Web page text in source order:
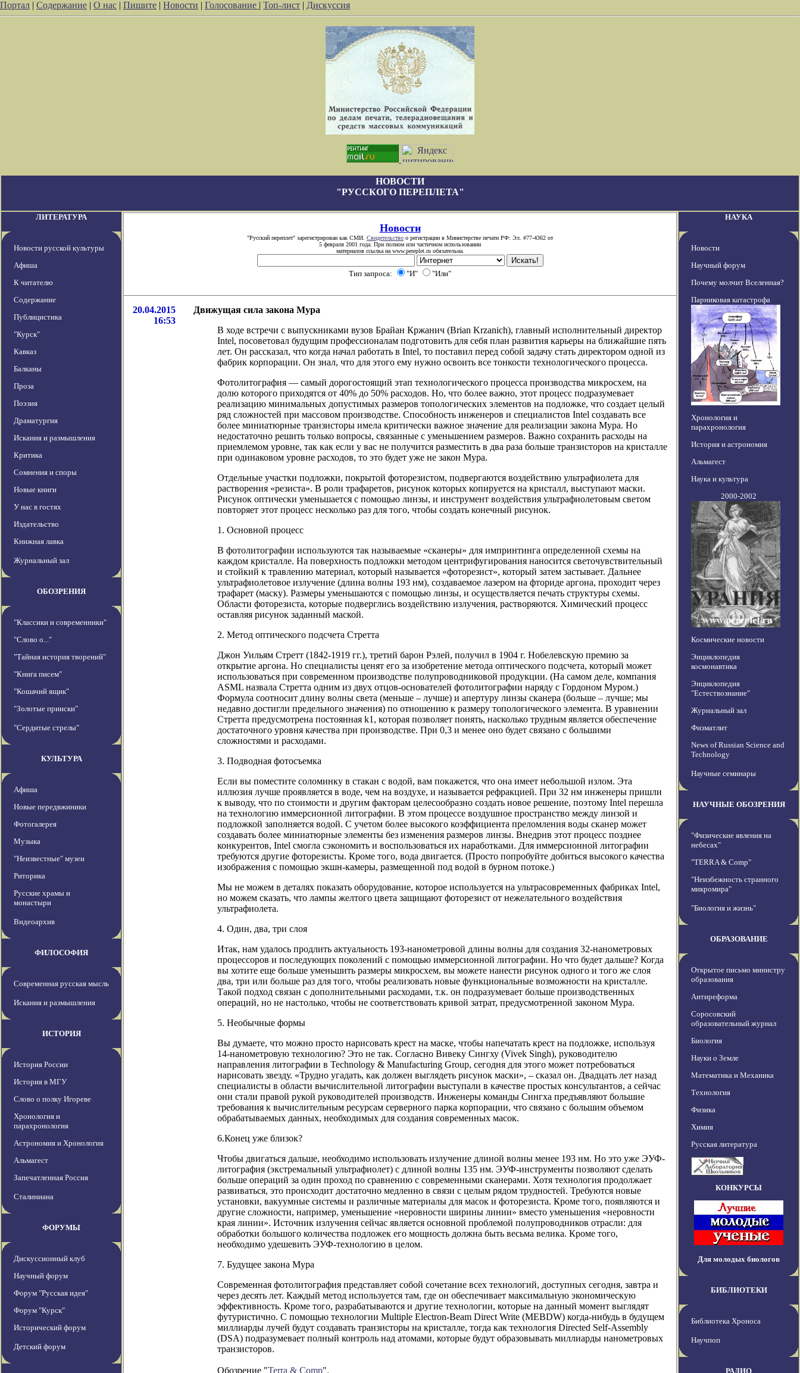
Портал | Содержание | О нас | Пишите | Новости | Голосование | Топ-лист | Дискуссия
НОВОСТИ
"РУССКОГО ПЕРЕПЛЕТА"
ЛИТЕРАТУРА
Новости русской культуры
Афиша
К читателю
Содержание
Публицистика
"Курск"
Кавказ
Балканы
Проза
Поэзия
Драматургия
Искания и размышления
Критика
Сомнения и споры
Новые книги
У нас в гостях
Издательство
Книжная лавка
Журнальный зал
ОБОЗРЕНИЯ
"Классики и современники"
"Слово о..."
"Тайная история творений"
"Книга писем"
"Кошачий ящик"
"Золотые прииски"
"Сердитые стрелы"
КУЛЬТУРА
Афиша
Новые передвжиники
Фотогалерея
Музыка
"Неизвестные" музеи
Риторика
Русские храмы и
монастыри
Видеоархив
ФИЛОСОФИЯ
Современная русская мысль
Искания и размышления
ИСТОРИЯ
История России
История в МГУ
Слово о полку Игореве
Хронология и
парахронология
Астрономия и Хронология
Альмагест
Запечатленная Россия
Сталиниана
ФОРУМЫ
Дискуссионный клуб
Научный форум
Форум "Русская идея"
Форум "Курск"
Исторический форум
Детский форум
Новости
"Русский переплет" зарегистрирован как СМИ. Свидетельство о регистрации в Министерстве печати РФ: Эл. #77-4362 от
5 февраля 2001 года. При полном или частичном использовании
материалов ссылка на www.pereplet.ru обязательна.
Тип запроса: "И" "Или"
20.04.2015
16:53
Движущая сила закона Мура
В ходе встречи с выпускниками вузов Брайан Кржанич (Brian Krzanich), главный исполнительный директор
Intel, посоветовал будущим профессионалам подготовить для себя план развития карьеры на ближайшие пять
лет. Он рассказал, что когда начал работать в Intel, то поставил перед собой задачу стать директором одной из
фабрик корпорации. Он знал, что для этого ему нужно освоить все тонкости технологического процесса.
Фотолитография — самый дорогостоящий этап технологического процесса производства микросхем, на
долю которого приходятся от 40% до 50% расходов. Но, что более важно, этот процесс подразумевает
реализацию минимальных допустимых размеров топологических элементов на подложке, что создает целый
ряд сложностей при массовом производстве. Способность инженеров и специалистов Intel создавать все
более миниатюрные транзисторы имела критически важное значение для реализации закона Мура. Но
недостаточно решить только вопросы, связанные с уменьшением размеров. Важно сохранить расходы на
приемлемом уровне, так как если у вас не получится разместить в два раза больше транзисторов на кристалле
при одинаковом уровне расходов, то это будет уже не закон Мура.
Отдельные участки подложки, покрытой фоторезистом, подвергаются воздействию ультрафиолета для
растворения «резиста». В роли трафаретов, рисунок которых копируется на кристалл, выступают маски.
Рисунок оптически уменьшается с помощью линзы, и инструмент воздействия ультрафиолетовым светом
повторяет этот процесс несколько раз для того, чтобы создать конечный рисунок.
1. Основной процесс
В фотолитографии используются так называемые «сканеры» для импринтинга определенной схемы на
каждом кристалле. На поверхность подложки методом центрифугирования наносится светочувствительный
и стойкий к травлению материал, который называется «фоторезист», который затем застывает. Дальнее
ультрафиолетовое излучение (длина волны 193 нм), создаваемое лазером на фториде аргона, проходит через
трафарет (маску). Размеры уменьшаются с помощью линзы, и осуществляется печать структуры схемы.
Области фоторезиста, которые подверглись воздействию излучения, растворяются. Химический процесс
оставляя рисунок заданный маской.
2. Метод оптического подсчета Стретта
Джон Уильям Стретт (1842-1919 гг.), третий барон Рэлей, получил в 1904 г. Нобелевскую премию за
открытие аргона. Но специалисты ценят его за изобретение метода оптического подсчета, который может
использоваться при современном производстве полупроводниковой продукции. (На самом деле, компания
ASML назвала Стретта одним из двух отцов-основателей фотолитографии наряду с Гордоном Муром.)
Формула соотносит длину волны света (меньше – лучше) и апертуру линзы сканера (больше – лучше; мы
недавно достигли предельного значения) по отношению к размеру топологического элемента. В уравнении
Стретта предусмотрена постоянная k1, которая позволяет понять, насколько трудным является обеспечение
достаточного уровня качества при производстве. При 0,3 и менее оно будет связано с большими
сложностями и расходами.
3. Подводная фотосъемка
Если вы поместите соломинку в стакан с водой, вам покажется, что она имеет небольшой излом. Эта
иллюзия лучше проявляется в воде, чем на воздухе, и называется рефракцией. При 32 нм инженеры пришли
к выводу, что по стоимости и другим факторам целесообразно создать новое решение, поэтому Intel перешла
на технологию иммерсионной литографии. В этом процессе воздушное пространство между линзой и
подложкой заполняется водой. С учетом более высокого коэффициента преломления воды сканер может
создавать более миниатюрные элементы без изменения размеров линзы. Внедрив этот процесс позднее
конкурентов, Intel смогла сэкономить и воспользоваться их наработками. Для иммерсионной литографии
требуются другие фоторезисты. Кроме того, вода двигается. (Просто попробуйте добиться высокого качества
изображения с помощью экшн-камеры, размещенной под водой в бурном потоке.)
Мы не можем в деталях показать оборудование, которое используется на ультрасовременных фабриках Intel,
но можем сказать, что лампы желтого цвета защищают фоторезист от нежелательного воздействия
ультрафиолета.
4. Один, два, три слоя
Итак, нам удалось продлить актуальность 193-нанометровой длины волны для создания 32-нанометровых
процессоров и последующих поколений с помощью иммерсионной литографии. Но что будет дальше? Когда
вы хотите еще больше уменьшить размеры микросхем, вы можете нанести рисунок одного и того же слоя
два, три или больше раз для того, чтобы реализовать новые функциональные возможности на кристалле.
Такой подход связан с дополнительными расходами, т.к. он подразумевает больше производственных
операций, но не настолько, чтобы не соответствовать кривой затрат, предусмотренной законом Мура.
5. Необычные формы
Вы думаете, что можно просто нарисовать крест на маске, чтобы напечатать крест на подложке, используя
14-нанометровую технологию? Это не так. Согласно Вивеку Сингху (Vivek Singh), руководителю
направления литографии в Technology & Manufacturing Group, сегодня для этого может потребоваться
нарисовать звезду. «Трудно угадать, как должен выглядеть рисунок маски», – сказал он. Двадцать лет назад
специалисты в области вычислительной литографии выступали в качестве простых консультантов, а сейчас
они стали правой рукой руководителей производств. Инженеры команды Сингха предъявляют большие
требования к вычислительным ресурсам серверного парка корпорации, что связано с большим объемом
обрабатываемых данных, необходимых для создания современных масок.
6.Конец уже близок?
Чтобы двигаться дальше, необходимо использовать излучение длиной волны менее 193 нм. Но это уже ЭУФ-
литография (экстремальный ультрафиолет) с длиной волны 135 нм. ЭУФ-инструменты позволяют сделать
больше операций за один проход по сравнению с современными сканерами. Хотя технология продолжает
развиваться, это происходит достаточно медленно в связи с целым рядом трудностей. Требуются новые
установки, вакуумные системы и различные материалы для масок и фоторезиста. Кроме того, появляются и
другие сложности, например, уменьшение «неровности ширины линии» вместо уменьшения «неровности
края линии». Источник излучения сейчас является основной проблемой полупроводников отрасли: для
обработки большого количества подложек его мощность должна быть весьма велика. Кроме того,
необходимо удешевить ЭУФ-технологию в целом.
7. Будущее закона Мура
Современная фотолитография представляет собой сочетание всех технологий, доступных сегодня, завтра и
через десять лет. Каждый метод используется там, где он обеспечивает максимальную экономическую
эффективность. Кроме того, разрабатываются и другие технологии, которые на данный момент выглядят
футуристично. С помощью технологии Multiple Electron-Beam Direct Write (MEBDW) когда-нибудь в будущем
миллиарды лучей будут создавать транзисторы на кристалле, тогда как технология Directed Self-Assembly
(DSA) подразумевает полный контроль над атомами, которые будут образовывать миллиарды нанометровых
транзисторов.
Обозрение "Terra & Comp".
НАУКА
Новости
Научный форум
Почему молчит Вселенная?
Парниковая катастрофа
Хронология и
парахронология
История и астрономия
Альмагест
Наука и культура
2000-2002
Космические новости
Энциклопедия
космонавтика
Энциклопедия
"Естествознание"
Журнальный зал
Физматлит
News of Russian Science and
Technology
Научные семинары
НАУЧНЫЕ ОБОЗРЕНИЯ
"Физические явления на
небесах"
"TERRA & Comp"
"Неизбежность странного
микромира"
"Биология и жизнь"
ОБРАЗОВАНИЕ
Открытое письмо министру
образования
Антиреформа
Соросовский
образовательный журнал
Биология
Науки о Земле
Математика и Механика
Технология
Физика
Химия
Русская литература
КОНКУРСЫ
Для молодых биологов
БИБЛИОТЕКИ
Библиотека Хроноса
Научпоп
РАДИО